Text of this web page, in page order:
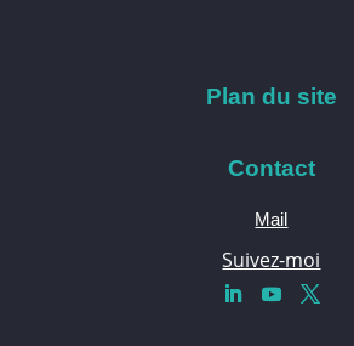
Plan du site
Contact
Mail
Suivez-moi